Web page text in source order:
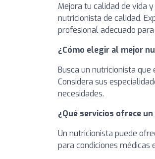
Mejora tu calidad de vida
nutricionista de calidad.
profesional adecuado para
¿Cómo elegir al mejor
Busca un nutricionista
Considera sus
necesidades.
¿Qué servicios ofrece
Un nutricionista puede
para condiciones médicas